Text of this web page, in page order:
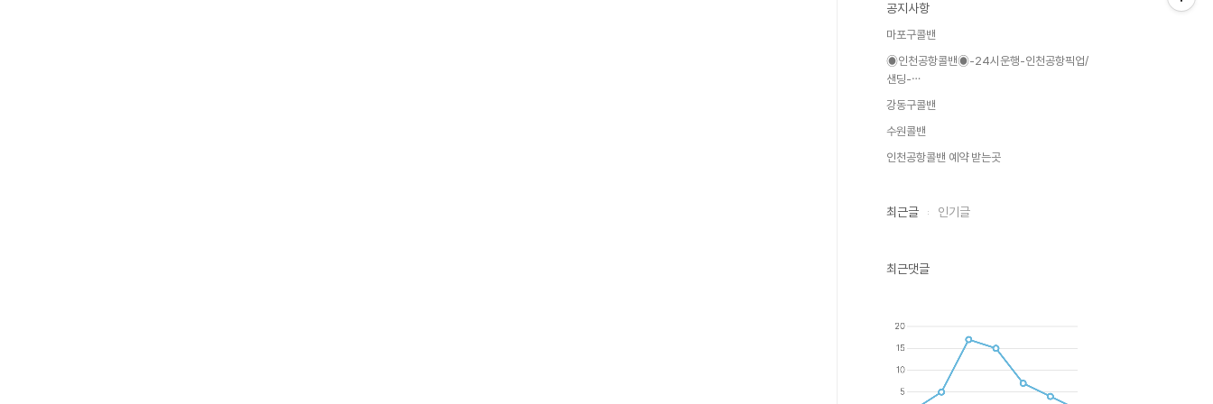
공지사항
마포구콜밴
◉인천공항콜밴◉-24시운행-인천공항픽업/
샌딩-⋯
강동구콜밴
수원콜밴
인천공항콜밴 예약 받는곳
최근글 인기글
최근댓글